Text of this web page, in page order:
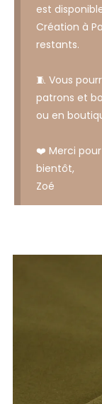
est
Création à
restants.
🧵 Vous
patrons et
ou en
❤️ Merci
bientôt,
Zoé